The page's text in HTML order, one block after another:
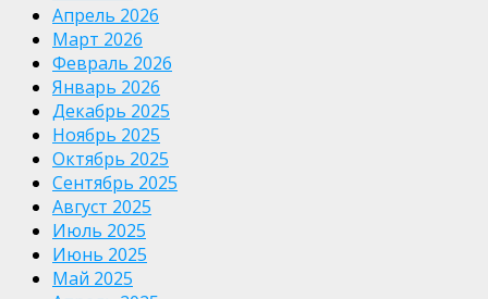
Апрель 2026
Март 2026
Февраль 2026
Январь 2026
Декабрь 2025
Ноябрь 2025
Октябрь 2025
Сентябрь 2025
Август 2025
Июль 2025
Июнь 2025
Май 2025